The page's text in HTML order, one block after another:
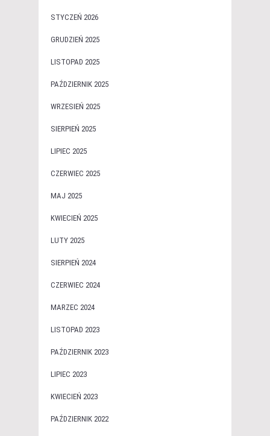
STYCZEŃ 2026
GRUDZIEŃ 2025
LISTOPAD 2025
PAŹDZIERNIK 2025
WRZESIEŃ 2025
SIERPIEŃ 2025
LIPIEC 2025
CZERWIEC 2025
MAJ 2025
KWIECIEŃ 2025
LUTY 2025
SIERPIEŃ 2024
CZERWIEC 2024
MARZEC 2024
LISTOPAD 2023
PAŹDZIERNIK 2023
LIPIEC 2023
KWIECIEŃ 2023
PAŹDZIERNIK 2022